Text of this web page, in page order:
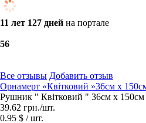
11 лет 127 дней на портале
56
Все отзывы Добавить отзыв
Орнамерт «Квітковий »36см х
Рушник " Квітковий " 36см х 150см
39.62 грн./шт.
0.95 $ / шт.